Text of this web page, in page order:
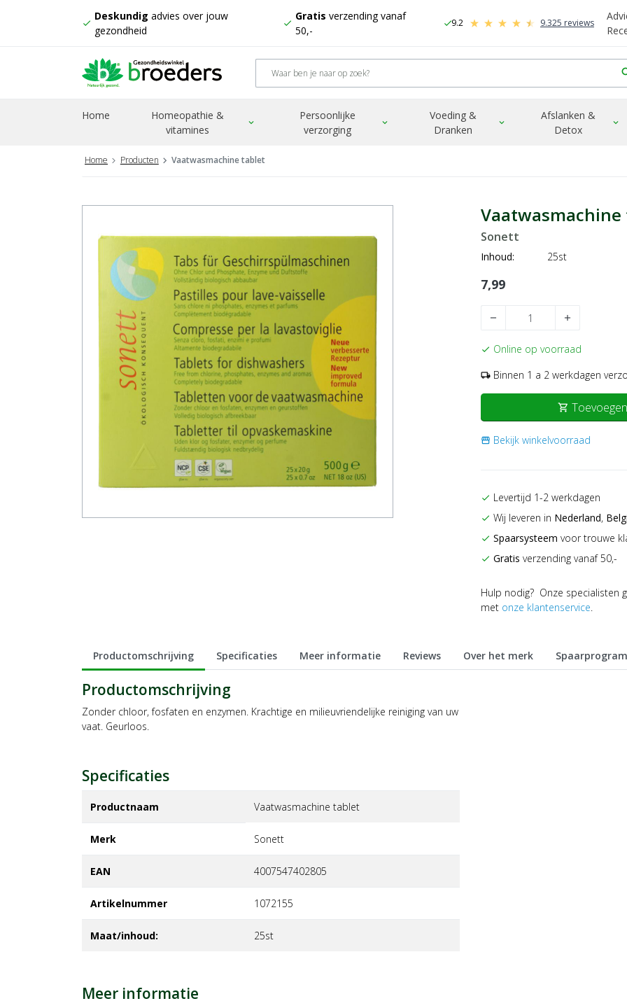
check
Deskundig advies over jouw
gezondheid
check
Gratis verzending vanaf
50,-
check9.2 9.325 reviews
Home
Homeopathie &
vitamines
expand_more
Persoonlijke
verzorging
expand_more
Voeding &
Dranken
expand_more
Afslanken &
Detox
expand_more
Home Producten Vaatwasmachine tablet
Sonett
Inhoud: 25st
7,99
remove add
check Online op voorraad
local_shipping Binnen 1 a 2 werkdagen
shopping_cart
storefront Bekijk winkelvoorraad
check Levertijd 1-2 werkdagen
check Wij leveren in Nederland,
check Spaarsysteem voor trouwe
check Gratis verzending vanaf 50,-
Hulp nodig? Onze specialisten
met onze klantenservice.
Productomschrijving Specificaties Meer informatie Reviews Over het merk
Productomschrijving
Zonder chloor, fosfaten en enzymen. Krachtige en milieuvriendelijke reiniging van uw
vaat. Geurloos.
Specificaties
Productnaam Vaatwasmachine tablet
Merk sonett
EAN 4007547402805
Artikelnummer 1072155
Maat/inhoud: 25st
Meer informatie